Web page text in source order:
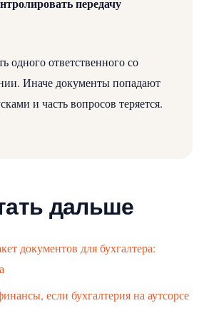
передачу
одного ответственного со
Иначе документы попадают
и часть вопросов теряется.
дальше
документов для бухгалтера:
если бухгалтерия на аутсорсе